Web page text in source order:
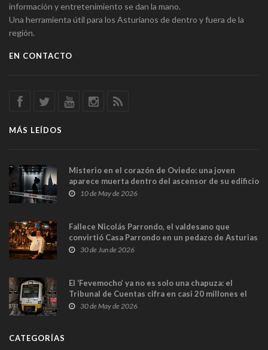
información y entretenimiento se dan la mano.
Una herramienta útil para los Asturianos de dentro y fuera de la
región.
EN CONTACTO
MÁS LEÍDOS
Misterio en el corazón de Oviedo: una joven
aparece muerta dentro del ascensor de su edificio
y las cámaras captan sus últimos minutos
10 de May de 2026
Fallece Nicolás Parrondo, el valdesano que
convirtió Casa Parrondo en un pedazo de Asturias
en Madrid
30 de Jun de 2026
El ‘Fevemocho’ ya no es solo una chapuza: el
Tribunal de Cuentas cifra en casi 20 millones el
sobrecoste de los trenes que no cabían por los
30 de May de 2026
CATEGORÍAS